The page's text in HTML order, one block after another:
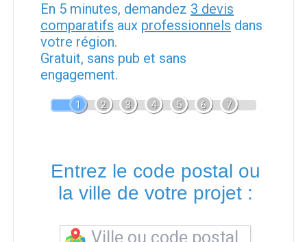
En 5 minutes, demandez 3 devis
comparatifs aux professionnels dans
votre région.
Gratuit, sans pub et sans
engagement.
1 2 3 4 5 6 7
Entrez le code postal ou
la ville de votre projet :